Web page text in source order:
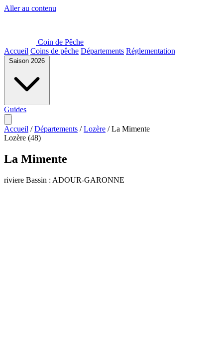
Aller au contenu
Coin de Pêche
Accueil Coins de pêche Départements Réglementation
Saison 2026
Guides
Accueil / Départements / Lozère / La Mimente
Lozère (48)
La Mimente
riviere Bassin : ADOUR-GARONNE